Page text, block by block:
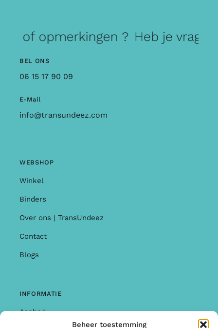
Beheer toestemming
of opmerkingen ? Heb je
BEL ONS
06 15 17 90 09
E-Mail
info@transundeez.com
WEBSHOP
Winkel
Binders
Over ons | TransUndeez
Contact
Blogs
INFORMATIE
Aanbod